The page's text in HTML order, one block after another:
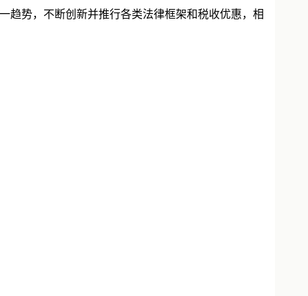
趋势，不断创新并推行各类法律框架和税收优惠，相